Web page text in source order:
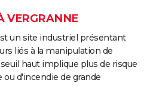
VERGRANNE
un site industriel présentant
liés à la manipulation de
haut implique plus de risque
ou d'incendie de grande